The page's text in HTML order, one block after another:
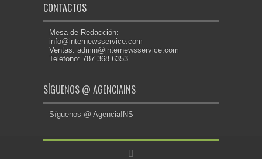
CONTACTOS
Mesa de Redacción:
info@internewsservice.com
Ventas: admin@internewsservice.com
Teléfono: 787.368.6353
SÍGUENOS @ AGENCIAINS
Síguenos @ AgenciaINS